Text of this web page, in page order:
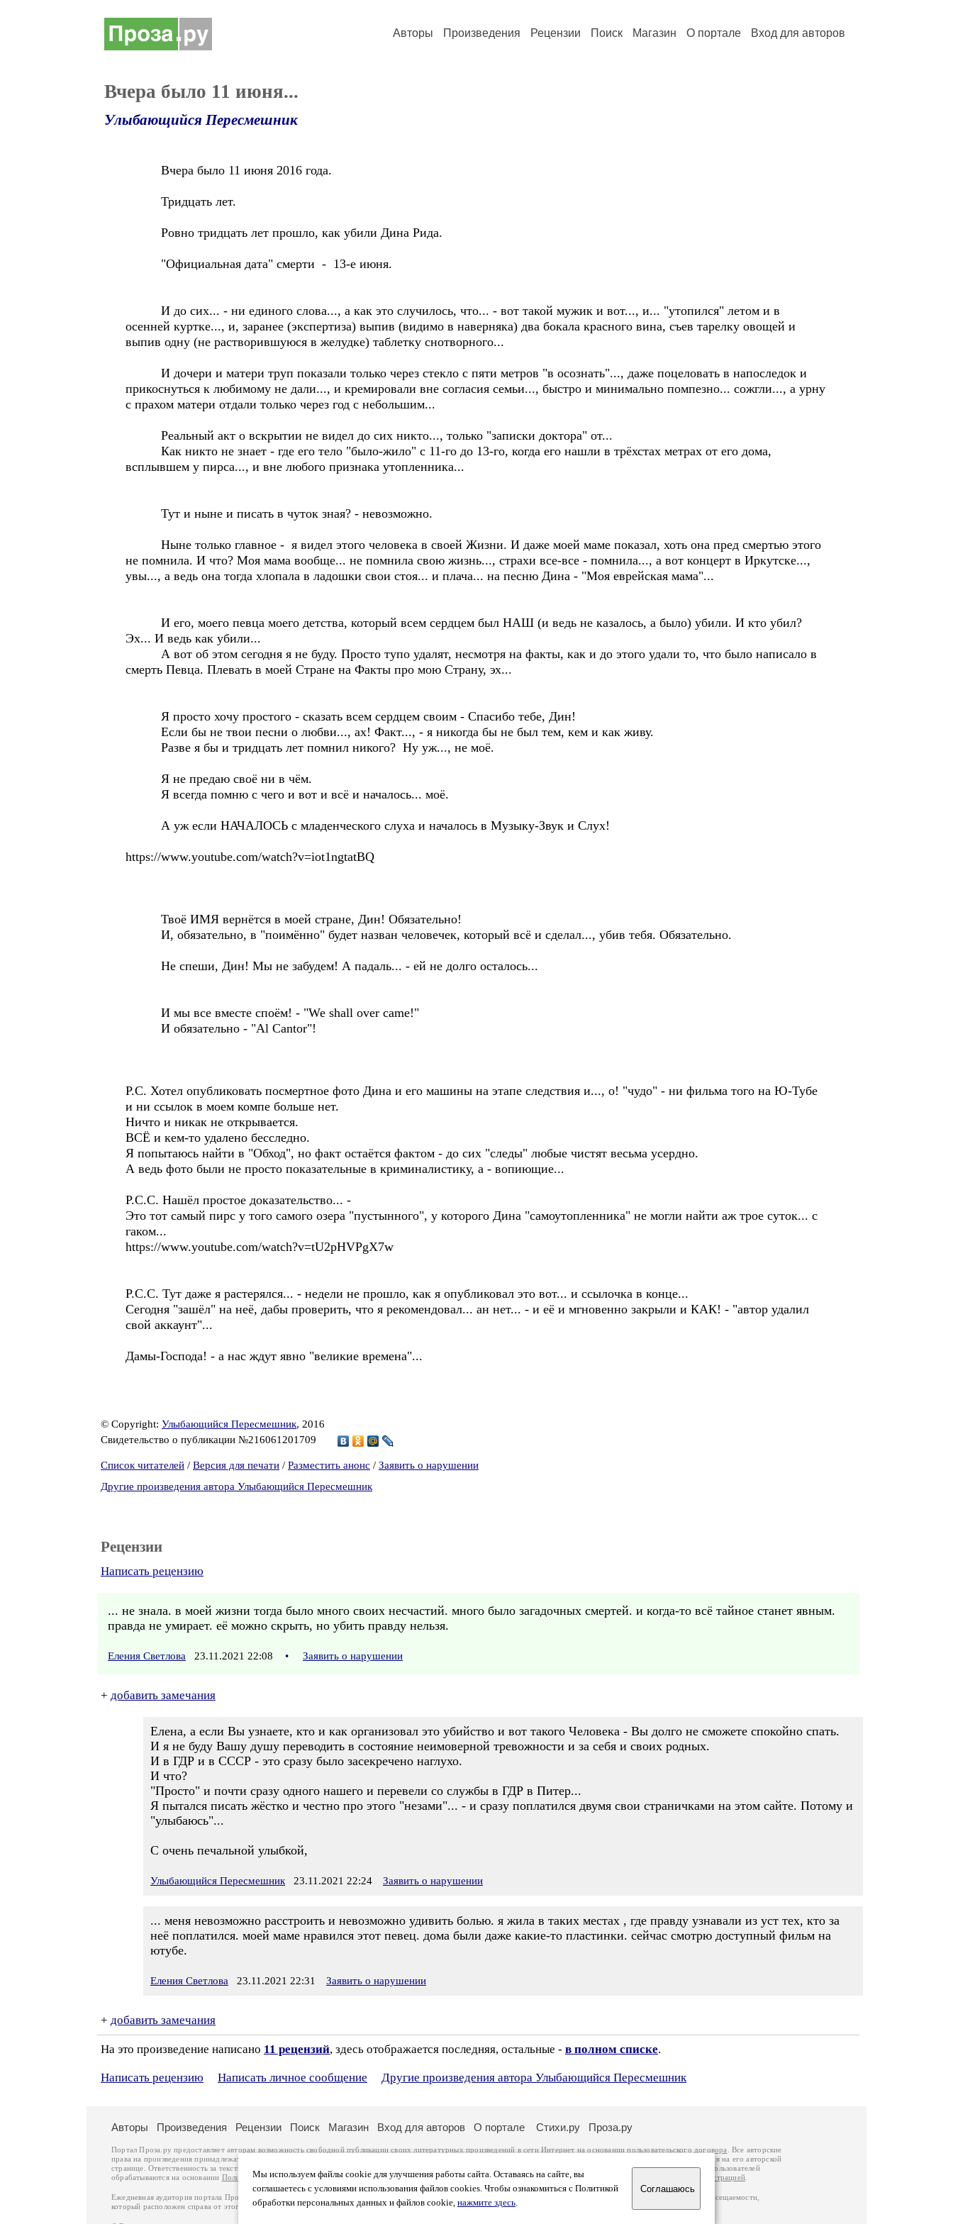
Авторы Произведения Рецензии Поиск Магазин О портале Вход для авторов
Вчера было 11 июня...
Улыбающийся Пересмешник
Вчера было 11 июня 2016 года.
Тридцать лет.
Ровно тридцать лет прошло, как убили Дина Рида.
"Официальная дата" смерти - 13-е июня.
И до сих... - ни единого слова..., а как это случилось, что... - вот такой мужик и вот..., и... "утопился" летом и в
осенней куртке..., и, заранее (экспертиза) выпив (видимо в наверняка) два бокала красного вина, съев тарелку овощей и
выпив одну (не растворившуюся в желудке) таблетку снотворного...
И дочери и матери труп показали только через стекло с пяти метров "в осознать"..., даже поцеловать в напоследок и
прикоснуться к любимому не дали..., и кремировали вне согласия семьи..., быстро и минимально помпезно... сожгли..., а урну
с прахом матери отдали только через год с небольшим...
Реальный акт о вскрытии не видел до сих никто..., только "записки доктора" от...
Как никто не знает - где его тело "было-жило" с 11-го до 13-го, когда его нашли в трёхстах метрах от его дома,
всплывшем у пирса..., и вне любого признака утопленника...
Тут и ныне и писать в чуток зная? - невозможно.
Ныне только главное - я видел этого человека в своей Жизни. И даже моей маме показал, хоть она пред смертью этого
не помнила. И что? Моя мама вообще... не помнила свою жизнь..., страхи все-все - помнила..., а вот концерт в Иркутске...,
увы..., а ведь она тогда хлопала в ладошки свои стоя... и плача... на песню Дина - "Моя еврейская мама"...
И его, моего певца моего детства, который всем сердцем был НАШ (и ведь не казалось, а было) убили. И кто убил?
Эх... И ведь как убили...
А вот об этом сегодня я не буду. Просто тупо удалят, несмотря на факты, как и до этого удали то, что было написало в
смерть Певца. Плевать в моей Стране на Факты про мою Страну, эх...
Я просто хочу простого - сказать всем сердцем своим - Спасибо тебе, Дин!
Если бы не твои песни о любви..., ах! Факт..., - я никогда бы не был тем, кем и как живу.
Разве я бы и тридцать лет помнил никого? Ну уж..., не моё.
Я не предаю своё ни в чём.
Я всегда помню с чего и вот и всё и началось... моё.
А уж если НАЧАЛОСЬ с младенческого слуха и началось в Музыку-Звук и Слух!
https://www.youtube.com/watch?v=iot1ngtatBQ
Твоё ИМЯ вернётся в моей стране, Дин! Обязательно!
И, обязательно, в "поимённо" будет назван человечек, который всё и сделал..., убив тебя. Обязательно.
Не спеши, Дин! Мы не забудем! А падаль... - ей не долго осталось...
И мы все вместе споём! - "We shall over came!"
И обязательно - "Al Cantor"!
Р.С. Хотел опубликовать посмертное фото Дина и его машины на этапе следствия и..., о! "чудо" - ни фильма того на Ю-Тубе
и ни ссылок в моем компе больше нет.
Ничто и никак не открывается.
ВСЁ и кем-то удалено бесследно.
Я попытаюсь найти в "Обход", но факт остаётся фактом - до сих "следы" любые чистят весьма усердно.
А ведь фото были не просто показательные в криминалистику, а - вопиющие...
Р.С.С. Нашёл простое доказательство... -
Это тот самый пирс у того самого озера "пустынного", у которого Дина "самоутопленника" не могли найти аж трое суток... с
гаком...
https://www.youtube.com/watch?v=tU2pHVPgX7w
Р.С.С. Тут даже я растерялся... - недели не прошло, как я опубликовал это вот... и ссылочка в конце...
Сегодня "зашёл" на неё, дабы проверить, что я рекомендовал... ан нет... - и её и мгновенно закрыли и КАК! - "автор удалил
свой аккаунт"...
Дамы-Господа! - а нас ждут явно "великие времена"...
© Copyright: Улыбающийся Пересмешник, 2016
Свидетельство о публикации №216061201709
Список читателей / Версия для печати / Разместить анонс / Заявить о нарушении
Другие произведения автора Улыбающийся Пересмешник
Рецензии
Написать рецензию
... не знала. в моей жизни тогда было много своих несчастий. много было загадочных смертей. и когда-то всё тайное станет явным.
правда не умирает. её можно скрыть, но убить правду нельзя.
Еления Светлова 23.11.2021 22:08 • Заявить о нарушении
+ добавить замечания
Елена, а если Вы узнаете, кто и как организовал это убийство и вот такого Человека - Вы долго не сможете спокойно спать.
И я не буду Вашу душу переводить в состояние неимоверной тревожности и за себя и своих родных.
И в ГДР и в СССР - это сразу было засекречено наглухо.
И что?
"Просто" и почти сразу одного нашего и перевели со службы в ГДР в Питер...
Я пытался писать жёстко и честно про этого "незами"... - и сразу поплатился двумя свои страничками на этом сайте. Потому и
"улыбаюсь"...
С очень печальной улыбкой,
Улыбающийся Пересмешник 23.11.2021 22:24 Заявить о нарушении
... меня невозможно расстроить и невозможно удивить болью. я жила в таких местах , где правду узнавали из уст тех, кто за
неё поплатился. моей маме нравился этот певец. дома были даже какие-то пластинки. сейчас смотрю доступный фильм на
ютубе.
Еления Светлова 23.11.2021 22:31 Заявить о нарушении
+ добавить замечания
На это произведение написано 11 рецензий, здесь отображается последняя, остальные - в полном списке.
Написать рецензию Написать личное сообщение Другие произведения автора Улыбающийся Пересмешник
Мы используем файлы cookie для улучшения работы сайта. Оставаясь на сайте, вы
соглашаетесь с условиями использования файлов cookies. Чтобы ознакомиться с Политикой
обработки персональных данных и файлов cookie, нажмите здесь.
Соглашаюсь
Авторы Произведения Рецензии Поиск Магазин Вход для авторов О портале Стихи.ру Проза.ру
Портал Проза.ру предоставляет авторам возможность свободной публикации своих литературных произведений в сети Интернет на основаниипользовательского договора
. Все авторские
права на произведения принадлежат авторам и охраняются
. Перепечатка произведений возможна только с согласия его автора, к которому вы можете обратиться на его авторской
странице. Ответственность за тексты произведений авторы несут самостоятельно на основании
законодательства Российской Федерации. Данные пользователей
обрабатываются на основании Политики обработки персональных данных. Вы также можете посмотреть более подробнуюинформацию о портале связаться с администрацией
Ежедневная аудитория портала Проза.ру – порядка 100 тысяч посетителей, которые в общей сумме просматривают более полумиллиона страниц по данным счетчика посещаемости,
который расположен справа от этого текста. В каждой графе указано по две цифры: количество просмотров и количество посетителей.